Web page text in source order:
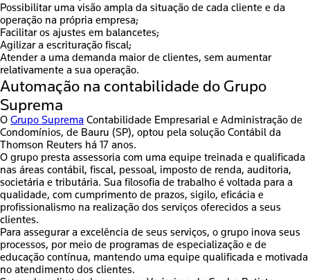
Possibilitar uma visão ampla da situação de cada cliente e da
operação na própria empresa;
Facilitar os ajustes em balancetes;
Agilizar a escrituração fiscal;
Atender a uma demanda maior de clientes, sem aumentar
relativamente a sua operação.
Automação na contabilidade do Grupo
Suprema
O Grupo Suprema Contabilidade Empresarial e Administração de
Condomínios, de Bauru (SP), optou pela solução Contábil da
Thomson Reuters há 17 anos.
O grupo presta assessoria com uma equipe treinada e qualificada
nas áreas contábil, fiscal, pessoal, imposto de renda, auditoria,
societária e tributária. Sua filosofia de trabalho é voltada para a
qualidade, com cumprimento de prazos, sigilo, eficácia e
profissionalismo na realização dos serviços oferecidos a seus
clientes.
Para assegurar a excelência de seus serviços, o grupo inova seus
processos, por meio de programas de especialização e de
educação contínua, mantendo uma equipe qualificada e motivada
no atendimento dos clientes.